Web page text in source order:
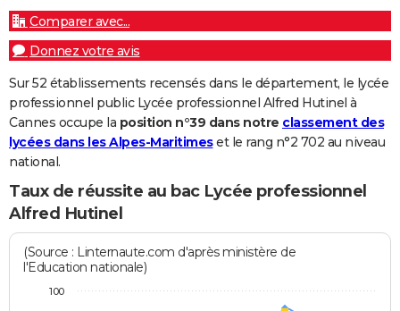
Comparer avec...
Donnez votre avis
Sur 52 établissements recensés dans le département, le lycée
professionnel public Lycée professionnel Alfred Hutinel à
Cannes occupe la position n°39 dans notre classement des
lycées dans les Alpes-Maritimeset le rang n°2 702 au niveau
national.
Taux de réussite au bac Lycée professionnel
Alfred Hutinel
(Source : Linternaute.com d'après ministère de
l'Education nationale)
100